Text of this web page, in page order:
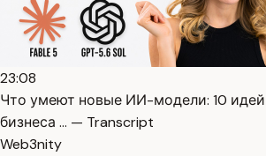
23:08
Что умеют новые ИИ-модели: 10
бизнеса … — Transcript
Web3nity